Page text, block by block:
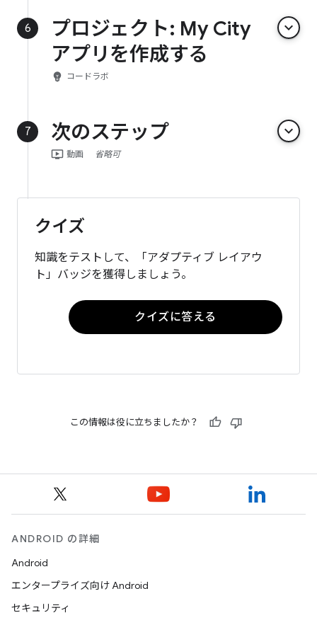
6
プロジェクト: My City
アプリを作成する
keyboard_arrow_down
emoji_objects コードラボ
7 次のステップ keyboard_arrow_down
ondemand_video 動画 省略可
クイズ
知識をテストして、「アダプティブ レイアウ
ト」バッジを獲得しましょう。
クイズに答える
この情報は役に立ちましたか？
ANDROID の詳細
Android
エンタープライズ向け Android
セキュリティ